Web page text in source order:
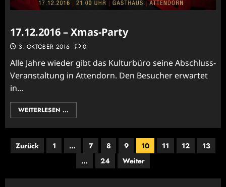
17.12.2016 – Xmas-Party
3. OKTOBER 2016 0
Alle Jahre wieder gibt das Kulturbüro seine Abschluss-
Veranstaltung in Attendorn. Den Besucher erwartet
in...
WEITERLESEN ...
Seitennummerierung
Beiträge
Zurück 1 … 7 8 9 10 11 12
13
…
24 Weiter